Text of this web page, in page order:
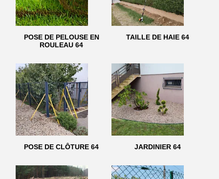
POSE DE PELOUSE EN
ROULEAU 64
TAILLE DE HAIE 64
POSE DE CLÔTURE 64 JARDINIER 64